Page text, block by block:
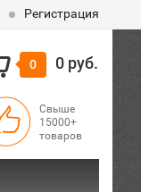
Регистрация
0 0 руб.
Свыше
15000+
товаров